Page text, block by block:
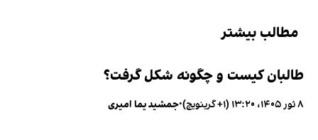
مطالب بیشتر
طالبان کیست و چگونه شکل گرفت؟
۸ ثور ۱۴۰۵، ۱۳:۲۰ (‎+۱ گرینویچ) •جمشید یما امیری